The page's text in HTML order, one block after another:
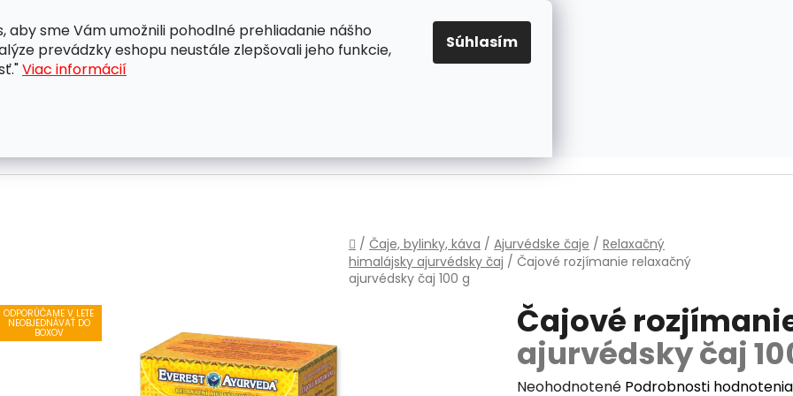
aby sme Vám umožnili pohodlné prehliadanie nášho
prevádzky eshopu neustále zlepšovali jeho funkcie,
Viac informácií
Súhlasím
OBCHODNÉ PODMIENKY OCHRANA OSOBNÝCH ÚDAJOV PRAVIDLÁ PRE COOKIES
EUR
Domov
/ Čaje, bylinky, káva / Ajurvédske čaje / Relaxačný
himalájsky ajurvédsky čaj / Čajové rozjímanie relaxačný
ajurvédsky čaj 100 g
Čajové
ajurvédsky čaj
Priemerné
Neohodnotené Podrobnosti hodnotenia
ODPORÚČAME V LETE
NEOBJEDNÁVAŤ DO
BOXOV